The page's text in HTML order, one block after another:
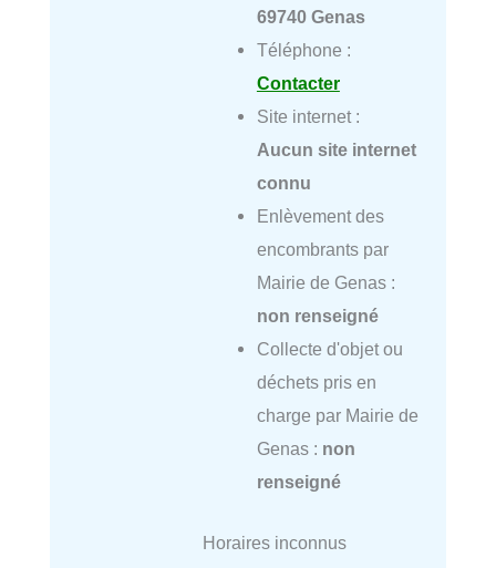
69740 Genas
Téléphone :
Contacter
Site internet :
Aucun site internet
connu
Enlèvement des
encombrants par
Mairie de Genas :
non renseigné
Collecte d'objet ou
déchets pris en
charge par Mairie de
Genas : non
renseigné
Horaires inconnus